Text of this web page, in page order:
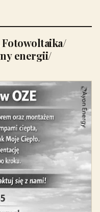
Fotowoltaika/
energii/